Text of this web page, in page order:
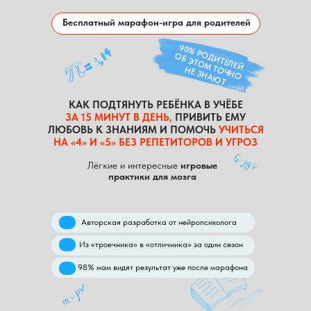
90% РОДИТЕЛЕЙ
ОБ ЭТОМ ТОЧНО
НЕ ЗНАЮТ
Бесплатный марафон-игра для родителей
Лёгкие и интересные игровые
практики для мозга
Из «троечника» в «отличника» за один сезон
Авторская разработка от нейропсихолога
98% мам видят результат уже после марафона
КАК ПОДТЯНУТЬ РЕБЁНКА В УЧЁБЕ
ЗА 15 МИНУТ В ДЕНЬ, ПРИВИТЬ ЕМУ
ЛЮБОВЬ К ЗНАНИЯМ И ПОМОЧЬ УЧИТЬСЯ
НА «4» И «5» БЕЗ РЕПЕТИТОРОВ И УГРОЗ